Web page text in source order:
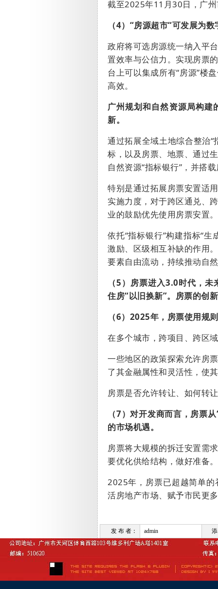
截至2025年11 月30日，广
（4） “房源超市“可发展为数
政府将可选房源统一纳入平
置效率与公信力。实现房票
台上可以集成所有“房源”楼
高效。
广州规划和自然资源局构建
新。
通过拓展全域土地综合整治“
标，以及房票、地票、通过
自然资源“指标银行” ，并搭
特别是通过拓展房票安置适
实施力度，对于跨区通兑、
业的鼓励优先使用房票安置。
依托“指标银行”构建指标“生
激励、区级相互补缺的作用
要素自由流动，持续推动自
（5） 房票进入3.0时代，未
住房“以旧换新”。房票的创
（6） 2025年，房票使用规
在多个城市，跨项目、跨区
一些地区的政策探索允许房
了其金融属性和灵活性，使
房票是否允许转让、如何转
（7）对开发商而言，房票
的市场机遇。
房票将大规模的拆迁安置需
要优化供给结构，做好准备。
2025年，房票已超越简单
活房地产市场、赋予市民更
发 布 者： admin